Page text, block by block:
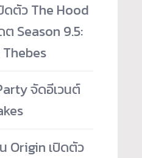
ดตัว The Hood
ต Season 9.5:
จัดอีเวนต์
Origin เปิดตัว